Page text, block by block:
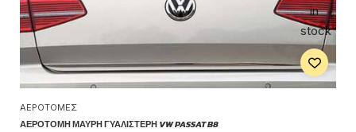
in
stock
ΑΕΡΟΤΟΜΈΣ
ΑΕΡΟΤΟΜΉ ΜΑΎΡΗ ΓΥΑΛΙΣΤΕΡΉ VW PASSAT B8